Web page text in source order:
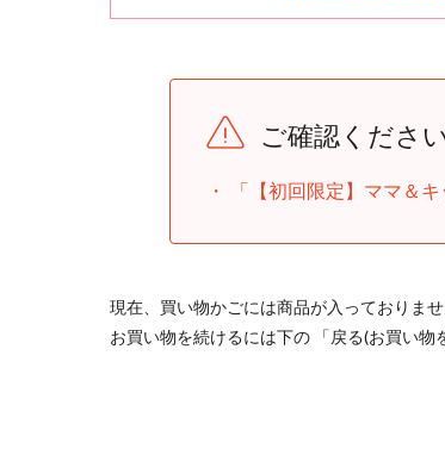
ご確認くださ
「【初回限定】ママ＆
現在、買い物かごには商品が入っておりませ
お買い物を続けるには下の 「戻る(お買い物